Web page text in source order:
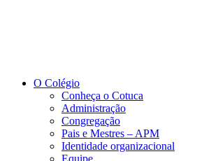
O Colégio
Conheça o Cotuca
Administração
Congregação
Pais e Mestres – APM
Identidade organizacional
Equipe